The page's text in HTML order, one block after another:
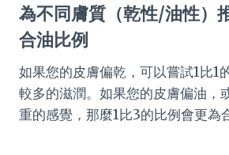
為不同膚質（乾性/油性）
合油比例
如果您的皮膚偏乾，可以嘗試1比1
較多的滋潤。如果您的皮膚偏油，
重的感覺，那麼1比3的比例會更為